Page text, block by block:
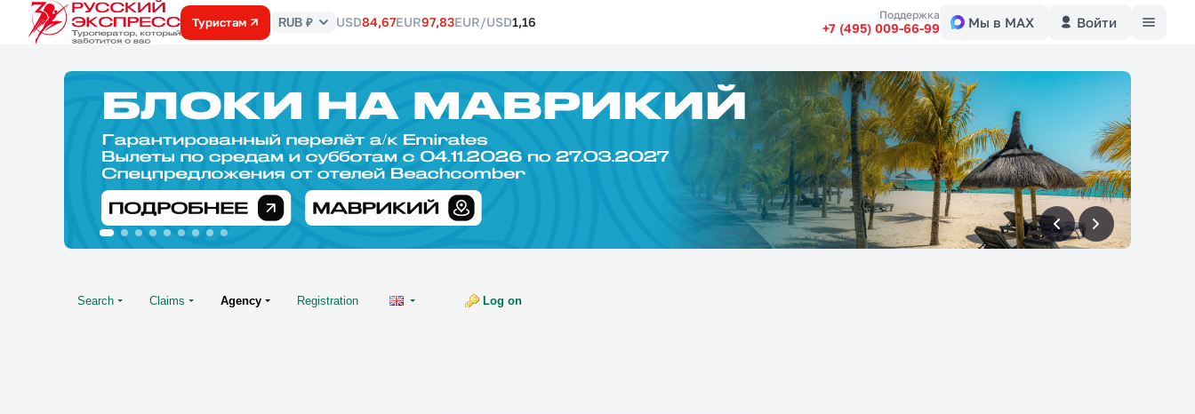
Туристам
Курс
RUB ₽ USD84,67EUR97,83EUR/USD1,16 Поддержка
+7 (495) 009-66-99 Мы в MAX Войти
впередвперед
Search Claims Agency Registration Log on